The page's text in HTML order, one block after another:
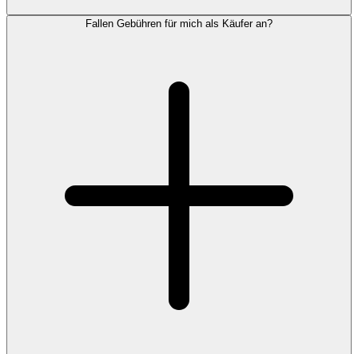
Fallen Gebühren für mich als Käufer an?